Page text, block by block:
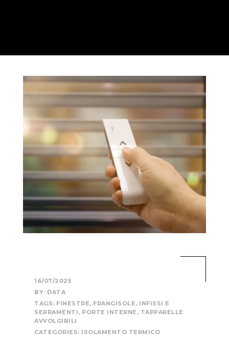
16/07/2025
BY: DATA
TAGS: FINESTRE, FRANGISOLE, INFISSI E
SERRAMENTI, PORTE INTERNE , TAPPARELLE
AVVOLGIBILI
CATEGORIES: ISOLAMENTO TERMICO